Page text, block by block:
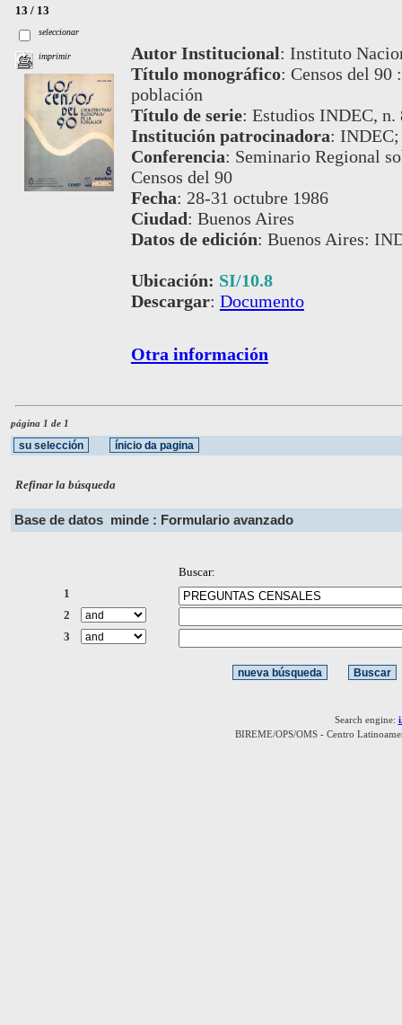
13 / 13
seleccionar
imprimir Autor Institucional: Instituto
Título monográfico: Censos del 90
población
Título de serie: Estudios INDEC, n.
Institución patrocinadora:
Conferencia: Seminario Regional
Censos del 90
Fecha: 28-31 octubre 1986
Ciudad: Buenos Aires
Datos de edición: Buenos Aires:
Ubicación: SI/10.8
Descargar: Documento
Otra información
página 1 de 1
Refinar la búsqueda
Base de datos minde : Formulario avanzado
Buscar:
1
2
3
Search engine:
BIREME/OPS/OMS - Centro